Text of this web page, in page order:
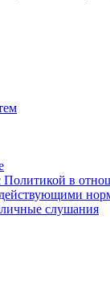
в
слушания